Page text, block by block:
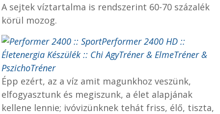
A sejtek víztartalma is rendszerint 60-70 százalék
körül mozog.
Épp ezért, az a víz amit magunkhoz veszünk,
elfogyasztunk és megiszunk, a élet alapjának
kellene lennie; ivóvizünknek tehát friss, élő, tiszta,